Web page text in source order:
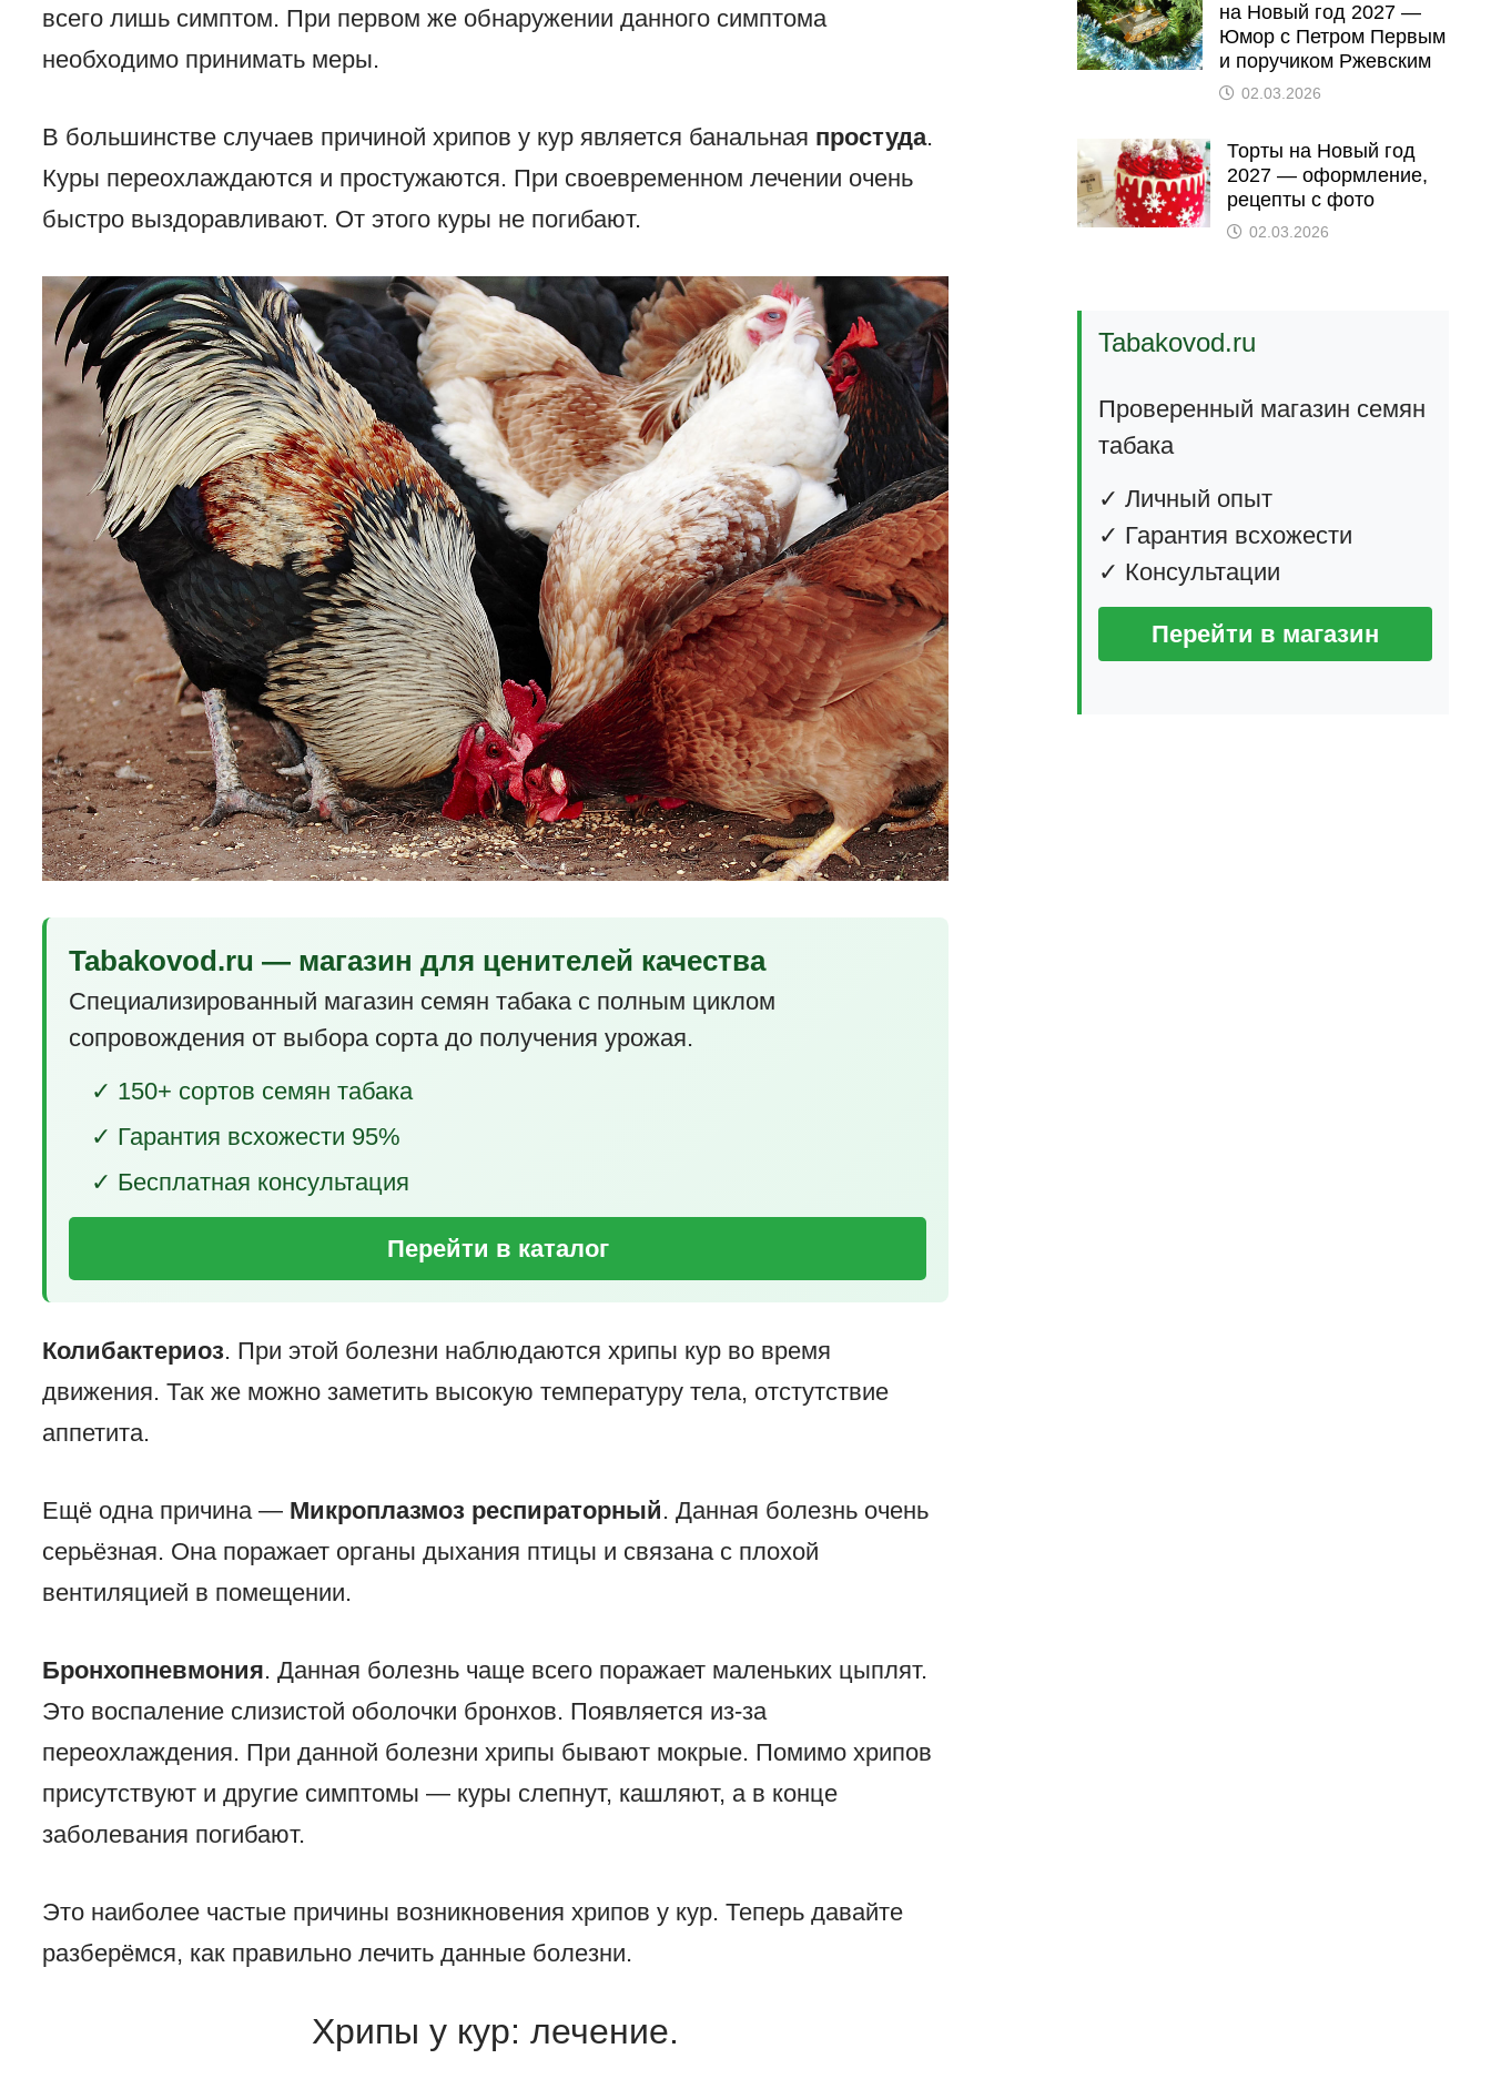
всего лишь симптом. При первом же обнаружении данного симптома
необходимо принимать меры.
В большинстве случаев причиной хрипов у кур является банальная простуда.
Куры переохлаждаются и простужаются. При своевременном лечении очень
быстро выздоравливают. От этого куры не погибают.
Tabakovod.ru — магазин для ценителей качества
Специализированный магазин семян табака с полным циклом
сопровождения от выбора сорта до получения урожая.
✓ 150+ сортов семян табака
✓ Гарантия всхожести 95%
✓ Бесплатная консультация
Перейти в каталог
Колибактериоз. При этой болезни наблюдаются хрипы кур во время
движения. Так же можно заметить высокую температуру тела, отстутствие
аппетита.
Ещё одна причина — Микроплазмоз респираторный. Данная болезнь очень
серьёзная. Она поражает органы дыхания птицы и связана с плохой
вентиляцией в помещении.
Бронхопневмония. Данная болезнь чаще всего поражает маленьких цыплят.
Это воспаление слизистой оболочки бронхов. Появляется из-за
переохлаждения. При данной болезни хрипы бывают мокрые. Помимо хрипов
присутствуют и другие симптомы — куры слепнут, кашляют, а в конце
заболевания погибают.
Это наиболее частые причины возникновения хрипов у кур. Теперь давайте
разберёмся, как правильно лечить данные болезни.
Хрипы у кур: лечение.
на Новый год 2027 —
Юмор с Петром Первым
и поручиком Ржевским
02.03.2026
Торты на Новый год
2027 — оформление,
рецепты с фото
02.03.2026
Tabakovod.ru
Проверенный магазин семян
табака
✓ Личный опыт
✓ Гарантия всхожести
✓ Консультации
Перейти в магазин